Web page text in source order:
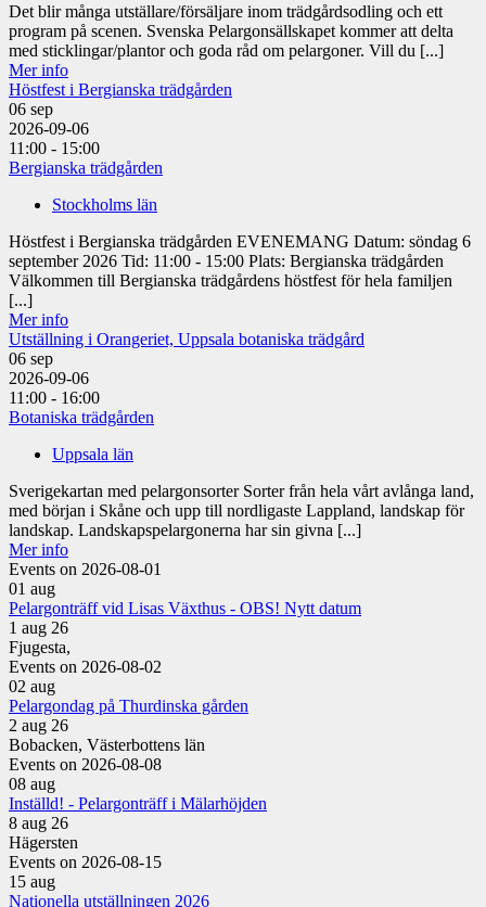
Det blir många utställare/försäljare inom trädgårdsodling och ett
program på scenen. Svenska Pelargonsällskapet kommer att delta
med sticklingar/plantor och goda råd om pelargoner. Vill du [...]
Mer info
Höstfest i Bergianska trädgården
06 sep
2026-09-06
11:00 - 15:00
Bergianska trädgården
Stockholms län
Höstfest i Bergianska trädgården EVENEMANG Datum: söndag 6
september 2026 Tid: 11:00 - 15:00 Plats: Bergianska trädgården
Välkommen till Bergianska trädgårdens höstfest för hela familjen
[...]
Mer info
Utställning i Orangeriet, Uppsala botaniska trädgård
06 sep
2026-09-06
11:00 - 16:00
Botaniska trädgården
Uppsala län
Sverigekartan med pelargonsorter Sorter från hela vårt avlånga land,
med början i Skåne och upp till nordligaste Lappland, landskap för
landskap. Landskapspelargonerna har sin givna [...]
Mer info
Events on 2026-08-01
01 aug
Pelargonträff vid Lisas Växthus - OBS! Nytt datum
1 aug 26
Fjugesta,
Events on 2026-08-02
02 aug
Pelargondag på Thurdinska gården
2 aug 26
Bobacken, Västerbottens län
Events on 2026-08-08
08 aug
Inställd! - Pelargonträff i Mälarhöjden
8 aug 26
Hägersten
Events on 2026-08-15
15 aug
Nationella utställningen 2026